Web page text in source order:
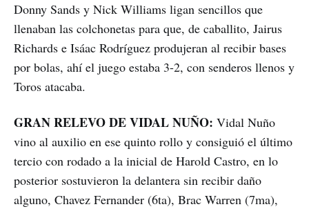
Donny Sands y Nick Williams ligan sencillos que
llenaban las colchonetas para que, de caballito, Jairus
Richards e Isáac Rodríguez produjeran al recibir bases
por bolas, ahí el juego estaba 3-2, con senderos llenos y
Toros atacaba.
GRAN RELEVO DE VIDAL NUÑO: Vidal Nuño
vino al auxilio en ese quinto rollo y consiguió el último
tercio con rodado a la inicial de Harold Castro, en lo
posterior sostuvieron la delantera sin recibir daño
alguno, Chavez Fernander (6ta), Brac Warren (7ma),